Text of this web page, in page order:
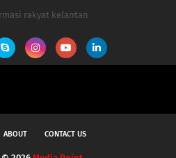
rakyat kelantan
ABOUT CONTACT US